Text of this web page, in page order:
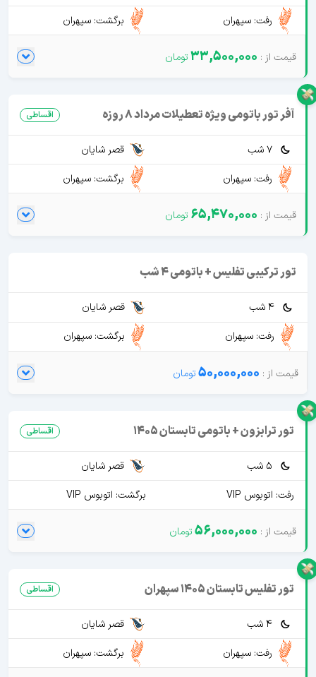
رفت: سپهران
برگشت: سپهران
33,500,000
آفر تور باتومی ویژه تعطیلات مرداد 8 روزه اقساطی
7 شب
قصر شایان
رفت: سپهران
برگشت: سپهران
65,470,000
تور ترکیبی تفلیس + باتومی 4 شب
4 شب
قصر شایان
رفت: سپهران
برگشت: سپهران
50,000,000
تور ترابزون + باتومی تابستان 1405 اقساطی
5 شب
قصر شایان
رفت: اتوبوس VIP
برگشت: اتوبوس VIP
56,000,000
تور تفلیس تابستان 1405 سپهران اقساطی
4 شب
قصر شایان
رفت: سپهران
برگشت: سپهران